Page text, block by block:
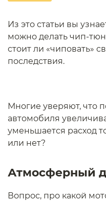
Из это статьи вы
можно делать чип-
стоит ли «чиповать»
последствия.
Многие уверяют, что
автомобиля
уменьшается расход
или нет?
Атмосферный
Вопрос, про какой